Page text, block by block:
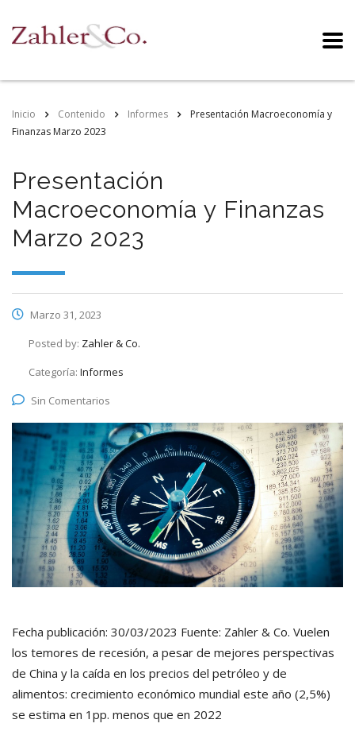
Inicio Contenido Informes
Presentación Macroeconomía y
Finanzas Marzo 2023
Presentación
Macroeconomía y Finanzas
Marzo 2023
Marzo 31, 2023
Posted by: Zahler & Co.
Categoría: Informes
Sin Comentarios
Fecha publicación: 30/03/2023 Fuente: Zahler & Co. Vuelen
los temores de recesión, a pesar de mejores perspectivas
de China y la caída en los precios del petróleo y de
alimentos: crecimiento económico mundial este año (2,5%)
se estima en 1pp. menos que en 2022